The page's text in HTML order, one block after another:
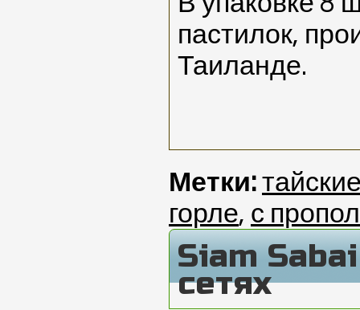
пастилок,
Таиланде.
Метки:
горле, с
Siam
сетях